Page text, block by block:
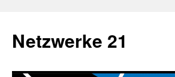
Netzwerke 21